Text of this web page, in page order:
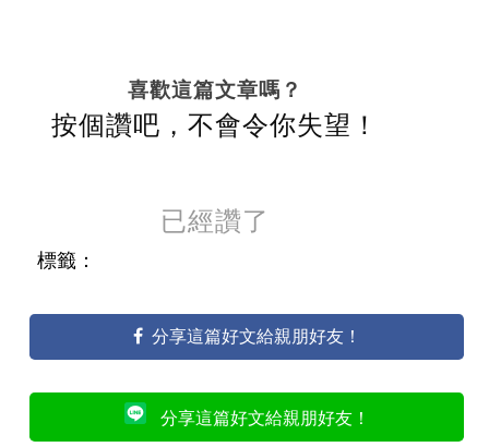
喜歡這篇文章嗎？
按個讚吧，不會令你失望！
已經讚了
標籤：
分享這篇好文給親朋好友！
分享這篇好文給親朋好友！